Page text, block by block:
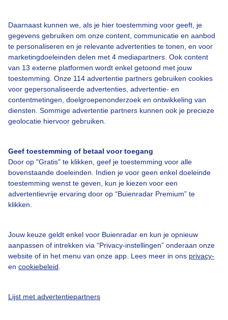
Daarnaast kunnen we, als je hier toestemming voor geeft, je
gegevens gebruiken om onze content, communicatie en aanbod
te personaliseren en je relevante advertenties te tonen, en voor
marketingdoeleinden delen met 4 mediapartners. Ook content
van 13 externe platformen wordt enkel getoond met jouw
toestemming. Onze 114 advertentie partners gebruiken cookies
voor gepersonaliseerde advertenties, advertentie- en
contentmetingen, doelgroepenonderzoek en ontwikkeling van
diensten. Sommige advertentie partners kunnen ook je precieze
geolocatie hiervoor gebruiken.
Geef toestemming of betaal voor toegang
Door op "Gratis" te klikken, geef je toestemming voor alle
bovenstaande doeleinden. Indien je voor geen enkel doeleinde
toestemming wenst te geven, kun je kiezen voor een
advertentievrije ervaring door op “Buienradar Premium” te
klikken.
Jouw keuze geldt enkel voor Buienradar en kun je opnieuw
aanpassen of intrekken via “Privacy-instellingen” onderaan onze
website of in het menu van onze app. Lees meer in ons privacy-
en cookiebeleid
Lijst met advertentiepartners
Een moment geduld aub...
Over Buienradar
Veelgestelde vragen
Contact
Toegankelijkheid
Gebruikersvoorwaarden
Buienradar Team
Privacy beleid
Privacy instellingen